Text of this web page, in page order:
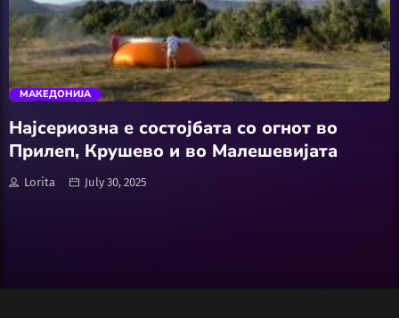
АвтоКлуб
Балкан
Бизнис
trending_flat
МАКЕДОНИЈА
Најсериозна е состојбата со огнот во
Прилеп, Крушево и во Малешевијата
Lorita July 30, 2025